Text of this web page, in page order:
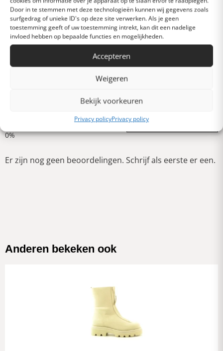
Door in te stemmen met deze technologieën kunnen wij gegevens zoals
surfgedrag of unieke ID's op deze site verwerken. Als je geen
toestemming geeft of uw toestemming intrekt, kan dit een nadelige
invloed hebben op bepaalde functies en mogelijkheden.
Accepteren
Weigeren
Bekijk voorkeuren
Privacy policyPrivacy policy
Heel goed
Gemiddeld
Schrijf een review
Er zijn nog geen beoordelingen. Schrijf als eerste er een.
Anderen bekeken ook